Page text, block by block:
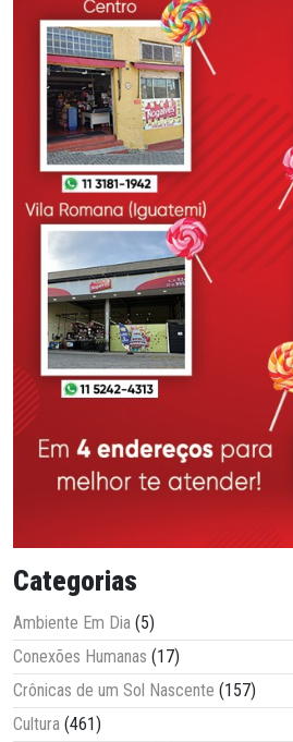
Categorias
Ambiente Em Dia (5)
Conexões Humanas (17)
Crônicas de um Sol Nascente (157)
Cultura (461)